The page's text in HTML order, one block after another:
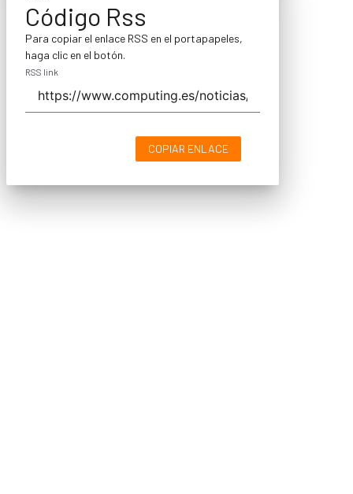
Código Rss
Para copiar el enlace RSS en el portapapeles,
haga clic en el botón.
RSS link
COPIAR ENLACE